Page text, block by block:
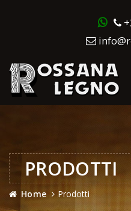
PRODOTTI
Home Prodotti